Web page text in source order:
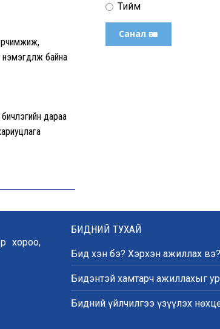
байна
дараа
Тийм
хороо,
БИДНИЙ ТУХАЙ
Бид хэн бэ? Хэрхэн ажиллах вэ?
Бидэнтэй хамтарч ажиллахыг
Бидний үйлчилгээ үзүүлэх